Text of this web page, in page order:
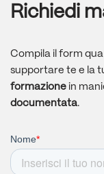
Richiedi
Compila il form
supportare te e la
formazione in
documentata.